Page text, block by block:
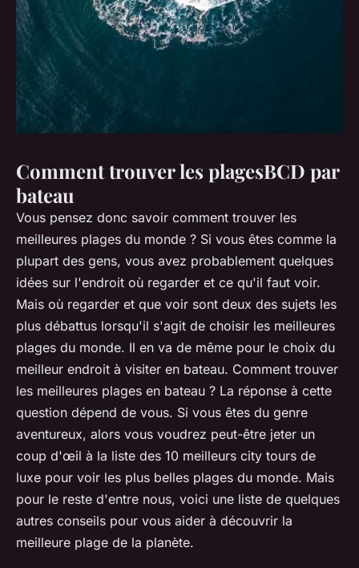
Comment trouver les plagesBCD par
bateau
Vous pensez donc savoir comment trouver les
meilleures plages du monde ? Si vous êtes comme la
plupart des gens, vous avez probablement quelques
idées sur l'endroit où regarder et ce qu'il faut voir.
Mais où regarder et que voir sont deux des sujets les
plus débattus lorsqu'il s'agit de choisir les meilleures
plages du monde. Il en va de même pour le choix du
meilleur endroit à visiter en bateau. Comment trouver
les meilleures plages en bateau ? La réponse à cette
question dépend de vous. Si vous êtes du genre
aventureux, alors vous voudrez peut-être jeter un
coup d'œil à la liste des 10 meilleurs city tours de
luxe pour voir les plus belles plages du monde. Mais
pour le reste d'entre nous, voici une liste de quelques
autres conseils pour vous aider à découvrir la
meilleure plage de la planète.